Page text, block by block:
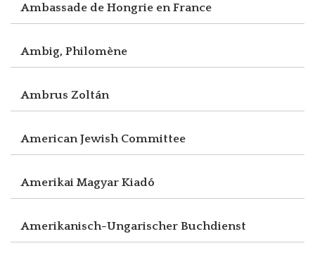
Ambassade de Hongrie en France
Ambig, Philomène
Ambrus Zoltán
American Jewish Committee
Amerikai Magyar Kiadó
Amerikanisch-Ungarischer Buchdienst